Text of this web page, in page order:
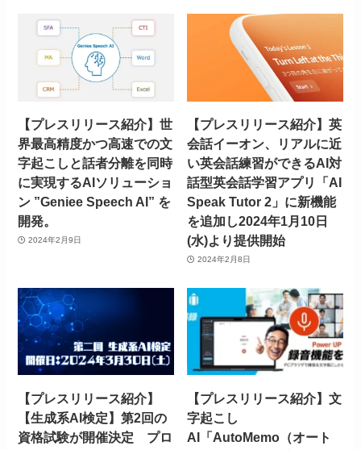
【プレスリリース紹介】世
界最高精度かつ高速での文
字起こしと話者分離を同時
に実現するAIソリューショ
ン ”Geniee Speech AI” を
開発。
2024年2月9日
【プレスリリース紹介】英
会話イーオン、リアルに近
い英会話練習ができるAI対
話型英会話学習アプリ「AI
Speak Tutor 2」に新機能
を追加し2024年1月10日
(水)より提供開始
2024年2月8日
【プレスリリース紹介】
【生成系AI検定】第2回の
資格試験が開催決定 プロ
【プレスリリース紹介】文
字起こし
AI「AutoMemo（オート